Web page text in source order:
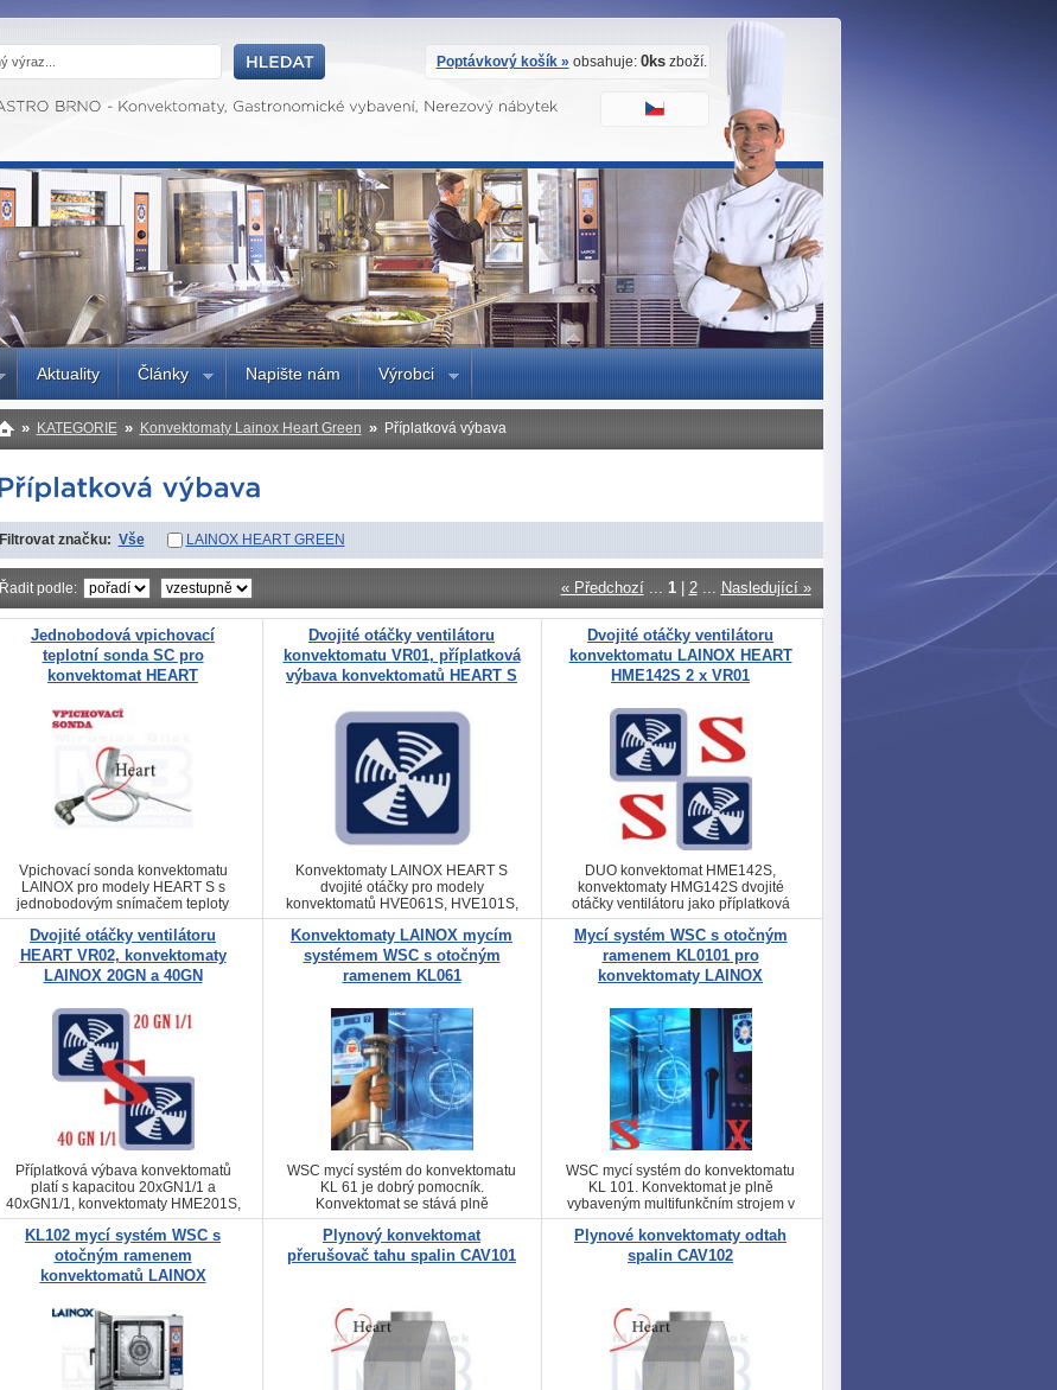
Poptávkový košík » obsahuje: 0kszboží.
Aktuality Články Napište nám Výrobci
» KATEGORIE » Konvektomaty Lainox Heart Green » Příplatková výbava
Filtrovat značku: Vše LAINOX HEART GREEN
Řadit podle: « Předchozí... 1| 2... Nasledující »
Jednobodová vpichovací
teplotní sonda SC pro
konvektomat HEART
Vpichovací sonda konvektomatu
LAINOX pro modely HEART S s
jednobodovým snímačem teploty
jádra v pokrmu
Dvojité otáčky ventilátoru
konvektomatu VR01, příplatková
výbava konvektomatů HEART S
Konvektomaty LAINOX HEART S
dvojité otáčky pro modely
konvektomatů HVE061S, HVE101S,
HVE102S, HVE072S, HME061S,
HME101S, HME102S, HME072S,
HVG061S, HVG101S, HVG102S,
HVG072S, HMG061S, HMG101S,
HMG072S, HMG102S
Dvojité otáčky ventilátoru
konvektomatu LAINOX HEART
HME142S 2 x VR01
DUO konvektomat HME142S,
konvektomaty HMG142S dvojité
otáčky ventilátoru jako příplatková
výbava konvektomatu DUO HEART
VR01 VR01
Dvojité otáčky ventilátoru
HEART VR02, konvektomaty
LAINOX 20GN a 40GN
Příplatková výbava konvektomatů
platí s kapacitou 20xGN1/1 a
40xGN1/1, konvektomaty HME201S,
HME202S, HVE201S, HVE202S,
HVG201S, HVG202S, HMG201S,
HMG202S
Konvektomaty LAINOX mycím
systémem WSC s otočným
ramenem KL061
WSC mycí systém do konvektomatu
KL 61 je dobrý pomocník.
Konvektomat se stává plně
vybaveným multifunkčním strojem v
gastronomii
Mycí systém WSC s otočným
ramenem KL0101 pro
konvektomaty LAINOX
WSC mycí systém do konvektomatu
KL 101. Konvektomat je plně
vybaveným multifunkčním strojem v
gastronomii
KL102 mycí systém WSC s
otočným ramenem
konvektomatů LAINOX
Plynový konvektomat
přerušovač tahu spalin CAV101
Plynové konvektomaty odtah
spalin CAV102